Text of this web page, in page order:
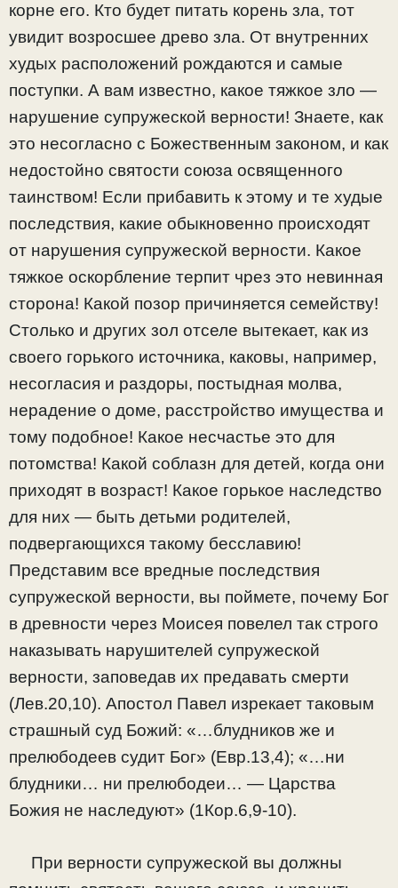
корне его. Кто будет питать корень зла, тот
увидит возросшее древо зла. От внутренних
худых расположений рождаются и самые
поступки. А вам известно, какое тяжкое зло —
нарушение супружеской верности! Знаете, как
это несогласно с Божественным законом, и как
недостойно святости союза освященного
таинством! Если прибавить к этому и те худые
последствия, какие обыкновенно происходят
от нарушения супружеской верности. Какое
тяжкое оскорбление терпит чрез это невинная
сторона! Какой позор причиняется семейству!
Столько и других зол отселе вытекает, как из
своего горького источника, каковы, например,
несогласия и раздоры, постыдная молва,
нерадение о доме, расстройство имущества и
тому подобное! Какое несчастье это для
потомства! Какой соблазн для детей, когда они
приходят в возраст! Какое горькое наследство
для них — быть детьми родителей,
подвергающихся такому бесславию!
Представим все вредные последствия
супружеской верности, вы поймете, почему Бог
в древности через Моисея повелел так строго
наказывать нарушителей супружеской
верности, заповедав их предавать смерти
(Лев.20,10). Апостол Павел изрекает таковым
страшный суд Божий: «…блудников же и
прелюбодеев судит Бог» (Евр.13,4); «…ни
блудники… ни прелюбодеи… — Царства
Божия не наследуют» (1Кор.6,9-10).
При верности супружеской вы должны